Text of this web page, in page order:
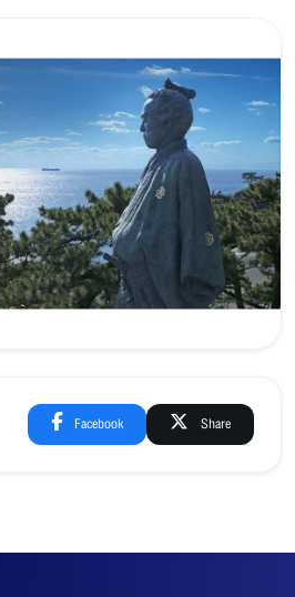
Facebook Share